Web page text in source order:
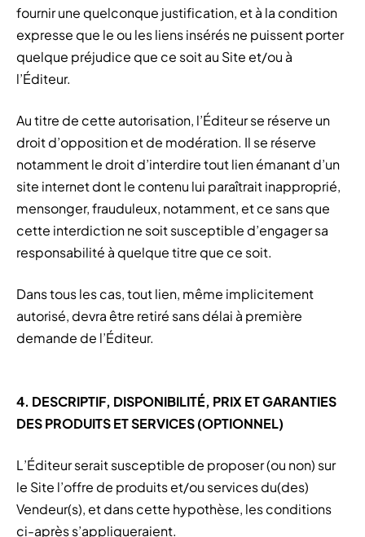
fournir une quelconque justification, et à la condition
expresse que le ou les liens insérés ne puissent porter
quelque préjudice que ce soit au Site et/ou à
l’Éditeur.
Au titre de cette autorisation, l’Éditeur se réserve un
droit d’opposition et de modération. Il se réserve
notamment le droit d’interdire tout lien émanant d’un
site internet dont le contenu lui paraîtrait inapproprié,
mensonger, frauduleux, notamment, et ce sans que
cette interdiction ne soit susceptible d’engager sa
responsabilité à quelque titre que ce soit.
Dans tous les cas, tout lien, même implicitement
autorisé, devra être retiré sans délai à première
demande de l’Éditeur.
4. DESCRIPTIF, DISPONIBILITÉ, PRIX ET GARANTIES
DES PRODUITS ET SERVICES (OPTIONNEL)
L’Éditeur serait susceptible de proposer (ou non) sur
le Site l’offre de produits et/ou services du(des)
Vendeur(s), et dans cette hypothèse, les conditions
ci-après s’appliqueraient.